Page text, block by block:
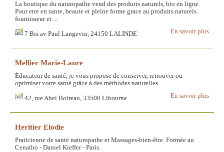
La boutique du naturopathe vend des produits naturels, bio en ligne.
Pour etre en sante, beaute et pleine forme grace au produits naturels.
fournisseur et ...
En savoir plus
7 Bis av Paul Langevin, 24150 LALINDE
Mellier Marie-Laure
Éducateur de santé, je vous propose de conserver, retrouver ou
optimiser votre santé grâce à des méthodes naturelles.
En savoir plus
42, rue Abel Boireau, 33500 Libourne
Heritier Elodie
Praticienne de santé naturopathe et Massages-bien-être. Formée au
Cenatho - Daniel Kieffer - Paris.